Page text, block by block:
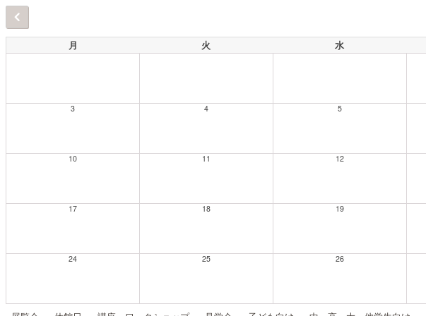
月 火 水
3 4 5
10 11 12
17 18 19
24 25 26